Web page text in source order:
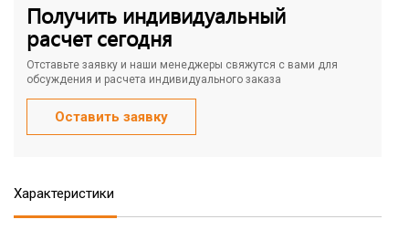
Получить индивидуальный
расчет сегодня
Отставьте заявку и наши менеджеры свяжутся с вами для
обсуждения и расчета индивидуального заказа
Оставить заявку
Характеристики